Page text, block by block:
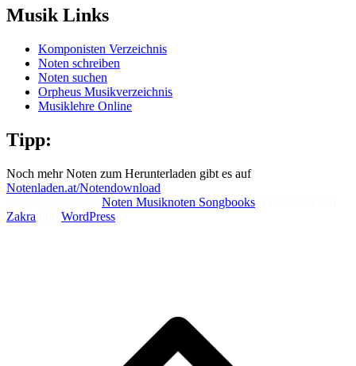
Musik Links
Komponisten Verzeichnis
Noten schreiben
Noten suchen
Orpheus Musikverzeichnis
Musiklehre Online
Tipp:
Noch mehr Noten zum Herunterladen gibt es auf
Notenladen.at/Notendownload
Noten Musiknoten Songbooks
Zakra
WordPress